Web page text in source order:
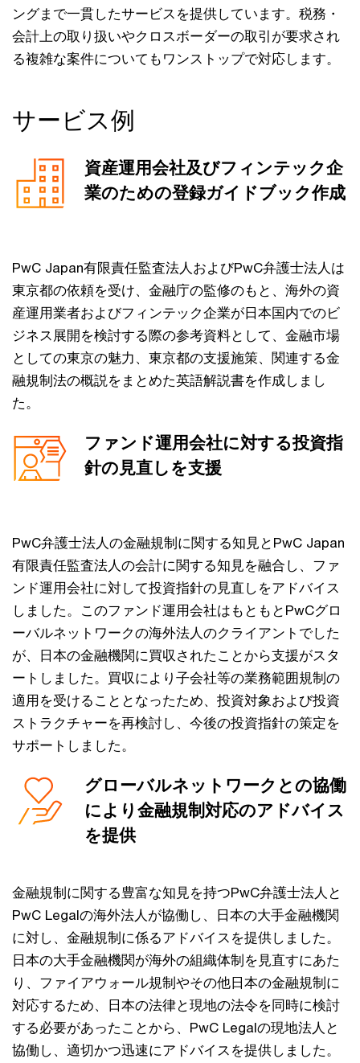
ングまで一貫したサービスを提供しています。税務・
会計上の取り扱いやクロスボーダーの取引が要求され
る複雑な案件についてもワンストップで対応します。
サービス例
資産運用会社及びフィンテック企
業のための登録ガイドブック作成
PwC Japan有限責任監査法人およびPwC弁護士法人は
東京都の依頼を受け、金融庁の監修のもと、海外の資
産運用業者およびフィンテック企業が日本国内でのビ
ジネス展開を検討する際の参考資料として、金融市場
としての東京の魅力、東京都の支援施策、関連する金
融規制法の概説をまとめた英語解説書を作成しまし
た。
ファンド運用会社に対する投資指
針の見直しを支援
PwC弁護士法人の金融規制に関する知見とPwC Japan
有限責任監査法人の会計に関する知見を融合し、ファ
ンド運用会社に対して投資指針の見直しをアドバイス
しました。このファンド運用会社はもともとPwCグロ
ーバルネットワークの海外法人のクライアントでした
が、日本の金融機関に買収されたことから支援がスタ
ートしました。買収により子会社等の業務範囲規制の
適用を受けることとなったため、投資対象および投資
ストラクチャーを再検討し、今後の投資指針の策定を
サポートしました。
グローバルネットワークとの協働
により金融規制対応のアドバイス
を提供
金融規制に関する豊富な知見を持つPwC弁護士法人と
PwC Legalの海外法人が協働し、日本の大手金融機関
に対し、金融規制に係るアドバイスを提供しました。
日本の大手金融機関が海外の組織体制を見直すにあた
り、ファイアウォール規制やその他日本の金融規制に
対応するため、日本の法律と現地の法令を同時に検討
する必要があったことから、PwC Legalの現地法人と
協働し、適切かつ迅速にアドバイスを提供しました。